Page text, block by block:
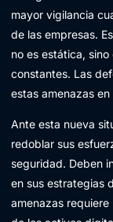
mayor vigilancia
de las empresas.
no es estática,
constantes. Las
estas amenazas
Ante esta nueva
redoblar sus
seguridad. Deben
en sus estrategias
amenazas